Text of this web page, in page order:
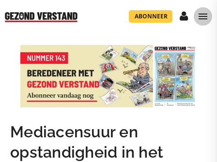
ABONNEER
Mediacensuur en
opstandigheid in het